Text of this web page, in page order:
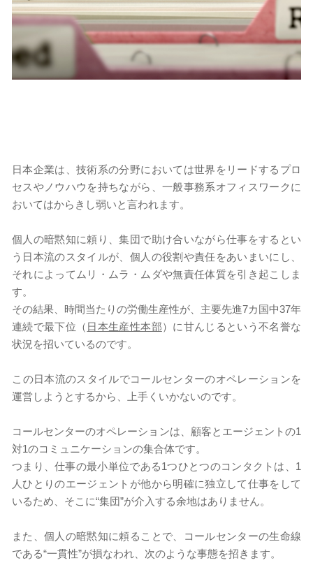
日本企業は、技術系の分野においては世界をリードするプロ
セスやノウハウを持ちながら、一般事務系オフィスワークに
おいてはからきし弱いと言われます。
個人の暗黙知に頼り、集団で助け合いながら仕事をするとい
う日本流のスタイルが、個人の役割や責任をあいまいにし、
それによってムリ・ムラ・ムダや無責任体質を引き起こしま
す。
​​その結果、時間当たりの労働生産性が、主要先進7カ国中37年
連続で最下位（ 日本生産性本部）に甘んじるという不名誉な
状況を招いているのです。
​この日本流のスタイルでコールセンターのオペレーションを
運営しようとするから、上手くいかないのです。
コールセンターのオペレーションは、顧客とエージェントの1
対1のコミュニケーションの集合体です。
つまり、仕事の最小単位である1つひとつのコンタクトは、1
人ひとりのエージェントが他から明確に独立して仕事をして
いるため、そこに“集団”が介入する余地はありません。
また、個人の暗黙知に頼ることで、コールセンターの生命線
である“一貫性”が損なわれ、次のような事態を招きます。